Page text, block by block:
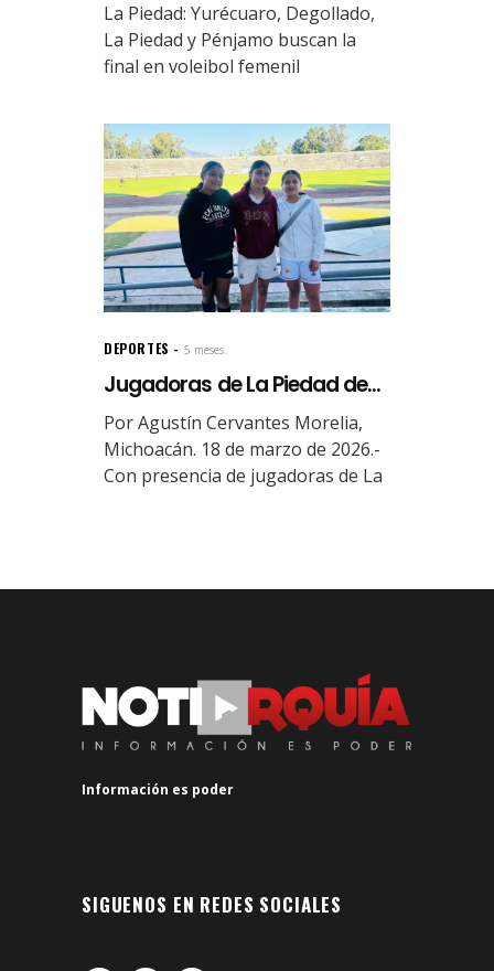
La Piedad: Yurécuaro, Degollado,
La Piedad y Pénjamo buscan la
final en voleibol femenil
DEPORTES 5 meses.
Jugadoras de La Piedad de...
Por Agustín Cervantes Morelia,
Michoacán. 18 de marzo de 2026.-
Con presencia de jugadoras de La
Información es poder
SIGUENOS EN REDES SOCIALES